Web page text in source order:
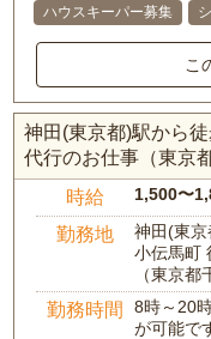
ハウスキーパー募集
こ
神田(東京都)駅から
代行のお仕事（東京
時給 1,500〜
勤務地
神田(東
小伝馬町
（東京都
勤務時間
8時～20
が可能で